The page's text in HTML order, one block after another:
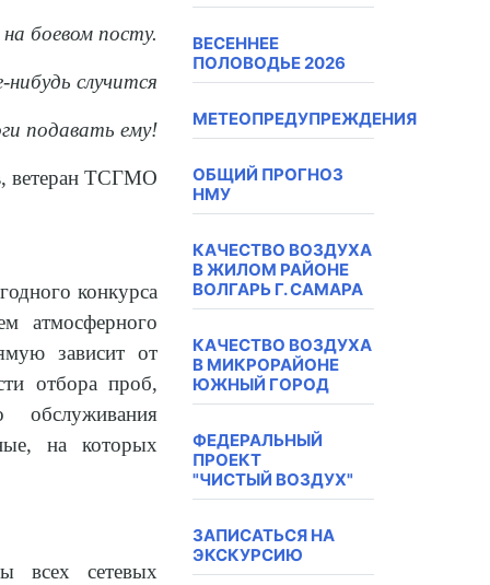
боевом посту.
случится
подавать ему!
, ветеран ТСГМО
конкурса
атмосферного
зависит от
отбора проб,
обслуживания
на которых
всех сетевых
ВЕСЕННЕЕ
ПОЛОВОДЬЕ 2026
МЕТЕОПРЕДУПРЕЖДЕНИЯ
ОБЩИЙ ПРОГНОЗ
НМУ
КАЧЕСТВО ВОЗДУХА
В ЖИЛОМ РАЙОНЕ
ВОЛГАРЬ Г. САМАРА
КАЧЕСТВО ВОЗДУХА
В МИКРОРАЙОНЕ
ЮЖНЫЙ ГОРОД
ФЕДЕРАЛЬНЫЙ
ПРОЕКТ
"ЧИСТЫЙ ВОЗДУХ"
ЗАПИСАТЬСЯ НА
ЭКСКУРСИЮ